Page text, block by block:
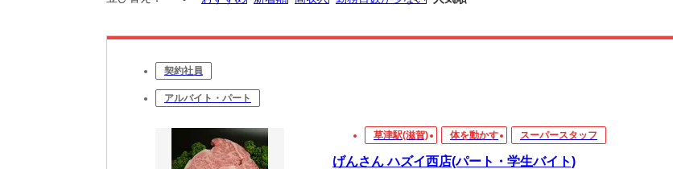
契約社員
アルバイト・パート
草津駅(滋賀) 体を動かす スーパースタッフ
げんさん ハズイ西店(パート・学生バイト)